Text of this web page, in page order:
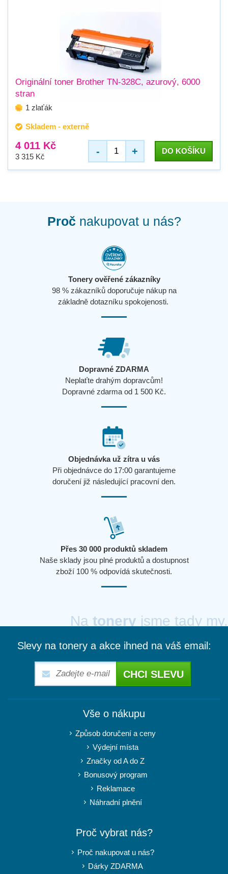
Originální toner Brother TN-328C, azurový, 6000
stran
1 zlaťák
Skladem - externě
4 011 Kč
3 315 Kč - + DO KOŠÍKU
Proč nakupovat u nás?
Tonery ověřené zákazníky
98 % zákazníků doporučuje nákup na
základně dotazníku spokojenosti.
Dopravné ZDARMA
Neplaťte drahým dopravcům!
Dopravné zdarma od 1 500 Kč.
Objednávka už zítra u vás
Při objednávce do 17:00 garantujeme
doručení již následující pracovní den.
Přes 30 000 produktů skladem
Naše sklady jsou plné produktů a dostupnost
zboží 100 % odpovídá skutečnosti.
Na tonery jsme tady my.
Slevy na tonery a akce ihned na váš email:
CHCI SLEVU
Vše o nákupu
Způsob doručení a ceny
Výdejní místa
Značky od A do Z
Bonusový program
Reklamace
Náhradní plnění
Proč vybrat nás?
Proč nakupovat u nás?
Dárky ZDARMA